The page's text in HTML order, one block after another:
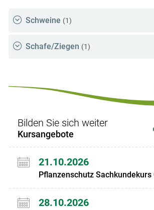
Schweine (1)
Schafe/Ziegen (1)
Bilden Sie sich weiter
Kursangebote
21.10.2026
Pflanzenschutz Sachkundekurs
28.10.2026